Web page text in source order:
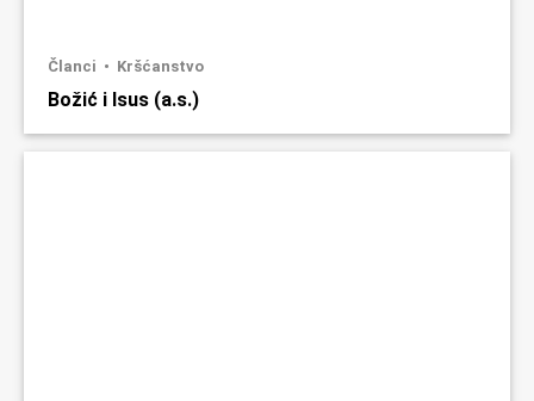
Članci Kršćanstvo
Božić i Isus (a.s.)